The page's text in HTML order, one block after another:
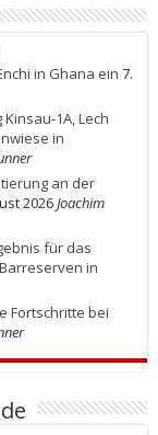
in Ghana ein 7.
1A, Lech
in
an der
2026Joachim
für das
in
Fortschritte bei